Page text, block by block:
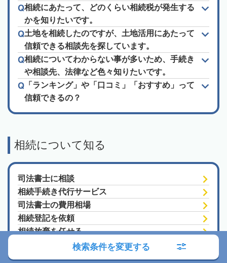
相続にあたって、どのくらい相続税が発生する
かを知りたいです。
土地を相続したのですが、土地活用にあたって
信頼できる相談先を探しています。
相続についてわからない事が多いため、手続き
や相談先、法律など色々知りたいです。
「ランキング」や「口コミ」「おすすめ」って
信頼できるの？
相続について知る
司法書士に相談
相続手続き代行サービス
司法書士の費用相場
相続登記を依頼
相続放棄を任せる
遺言書作成を相談
成年後見を相談
検索条件を変更する